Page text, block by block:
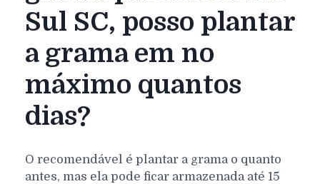
Sul SC, posso plantar
a grama em no
máximo quantos
dias?
O recomendável é plantar a grama o quanto
antes, mas ela pode ficar armazenada até 15